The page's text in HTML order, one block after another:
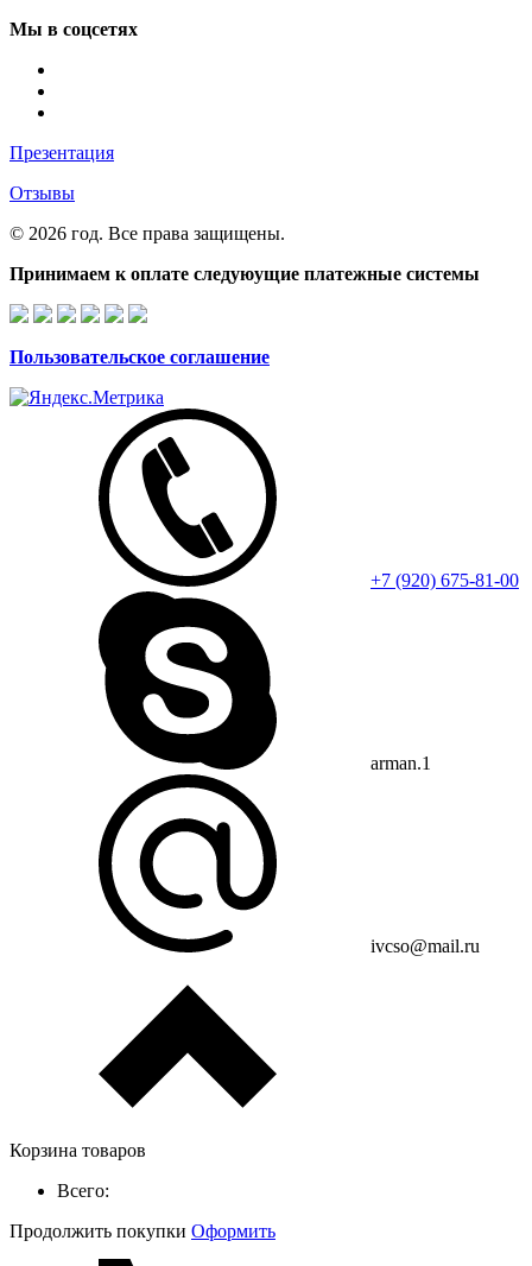
Мы в соцсетях
Презентация
Отзывы
© 2026 год. Все права защищены.
Принимаем к оплате следуюущие платежные системы
Пользовательское соглашение
+7 (920) 675-81-00
arman.1
ivcso@mail.ru
Корзина товаров
Всего:
Продолжить покупки Оформить